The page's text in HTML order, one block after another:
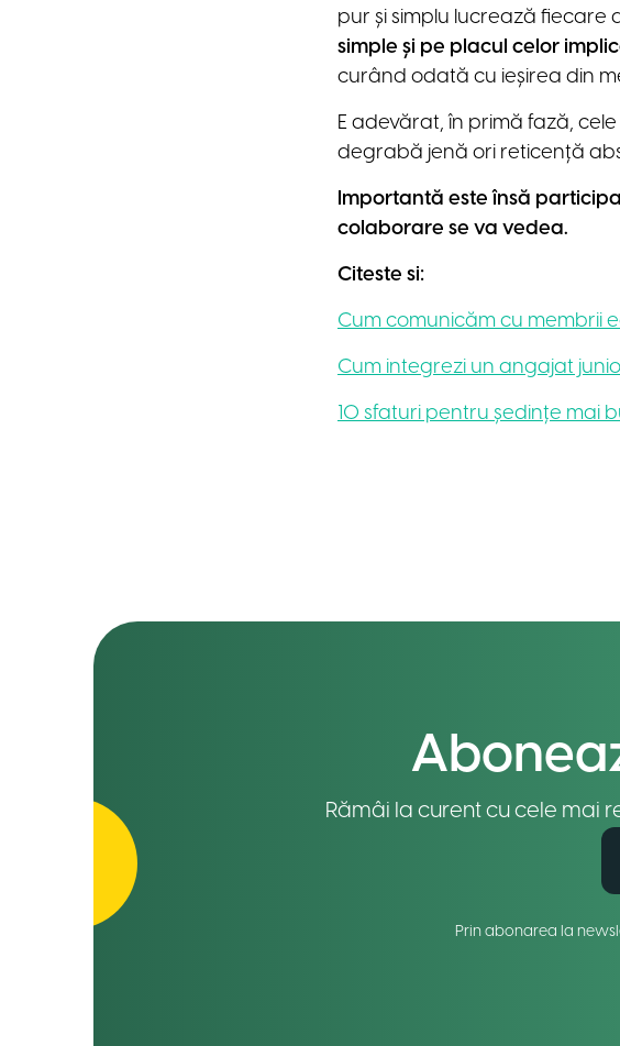
pur și simplu lucrează fiecare
simple și pe placul celor
curând odată cu ieșirea din
E adevărat, în primă fază,
degrabă jenă ori reticență
Importantă este însă
colaborare se va vedea.
Citeste si:
Cum comunicăm cu membrii
Cum integrezi un angajat
10 sfaturi pentru ședințe mai
Rămâi la curent cu cele mai
Prin abonarea la